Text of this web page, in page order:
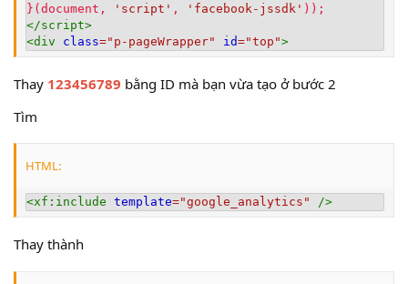
} (document , 'script' , 'facebook-jssdk' ) ) ;
</script>
<div class=" p-pageWrapper" id="top ">
Thay 123456789 bằng ID mà bạn vừa tạo ở bước 2
Tìm
HTML:
<xf: include template="google_analytics " />
Thay thành